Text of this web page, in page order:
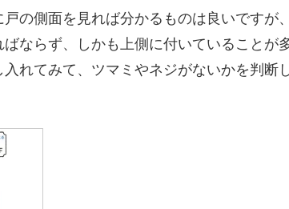
の側面を見れば分かるものは良いですが
ならず、しかも上側に付いていることが
れてみて、ツマミやネジがないかを判断